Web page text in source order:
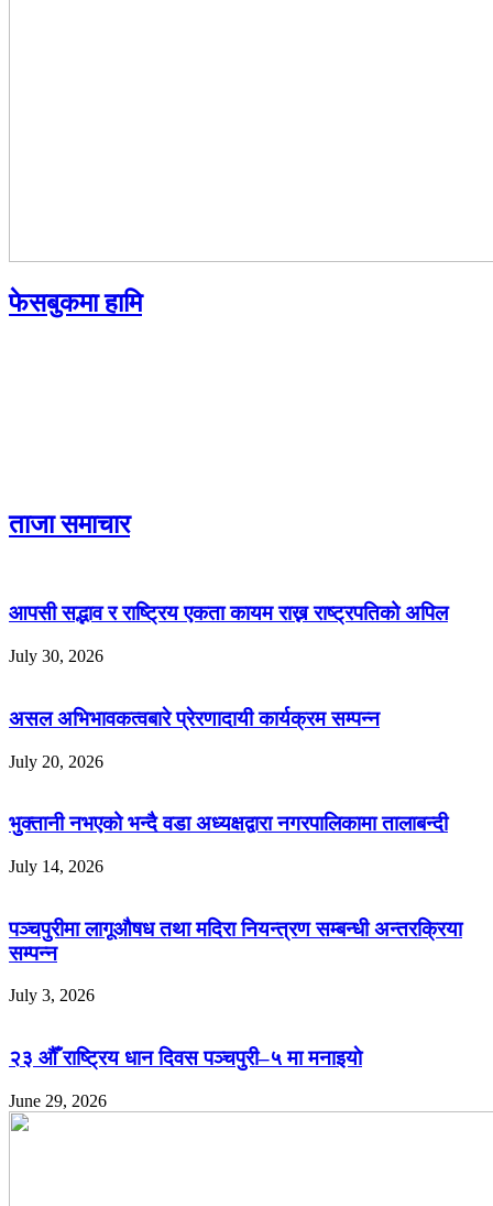
फेसबुकमा हामि
ताजा समाचार
आपसी सद्भाव र राष्ट्रिय एकता कायम राख्न राष्ट्रपतिको अपिल
July 30, 2026
असल अभिभावकत्वबारे प्रेरणादायी कार्यक्रम सम्पन्न
July 20, 2026
भुक्तानी नभएको भन्दै वडा अध्यक्षद्वारा नगरपालिकामा तालाबन्दी
July 14, 2026
पञ्चपुरीमा लागूऔषध तथा मदिरा नियन्त्रण सम्बन्धी अन्तरक्रिया
सम्पन्न
July 3, 2026
२३ औँ राष्ट्रिय धान दिवस पञ्चपुरी–५ मा मनाइयाे
June 29, 2026